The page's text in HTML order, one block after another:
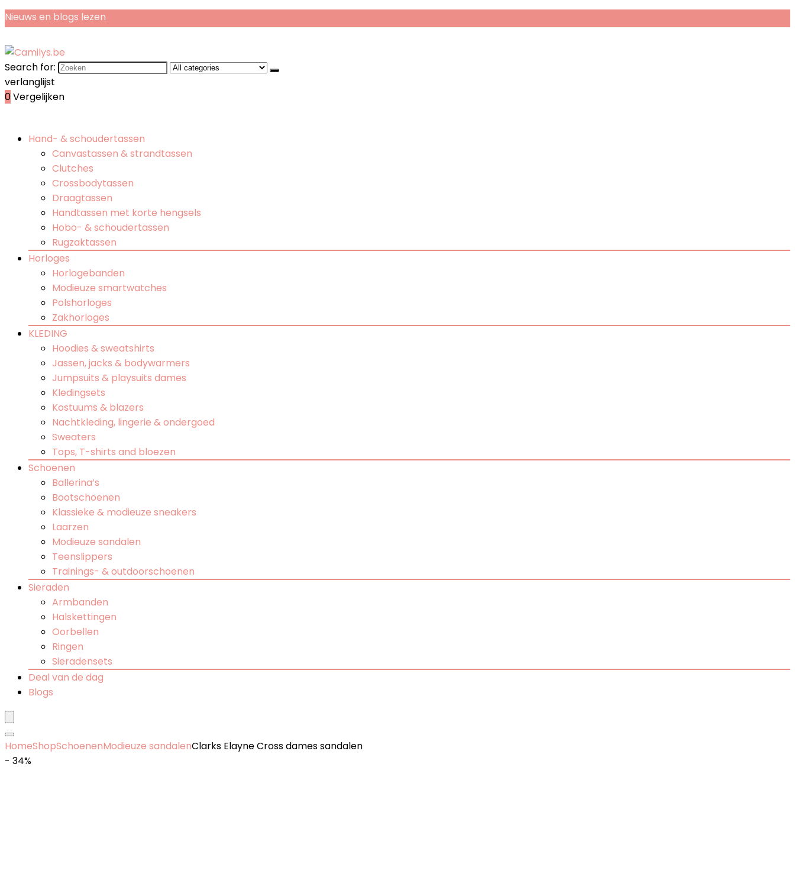
Nieuws en blogs lezen
Search for:
verlanglijst
0Vergelijken
Hand- & schoudertassen
Canvastassen & strandtassen
Clutches
Crossbodytassen
Draagtassen
Handtassen met korte hengsels
Hobo- & schoudertassen
Rugzaktassen
Horloges
Horlogebanden
Modieuze smartwatches
Polshorloges
Zakhorloges
KLEDING
Hoodies & sweatshirts
Jassen, jacks & bodywarmers
Jumpsuits & playsuits dames
Kledingsets
Kostuums & blazers
Nachtkleding, lingerie & ondergoed
Sweaters
Tops, T-shirts and bloezen
Schoenen
Ballerina’s
Bootschoenen
Klassieke & modieuze sneakers
Laarzen
Modieuze sandalen
Teenslippers
Trainings- & outdoorschoenen
Sieraden
Armbanden
Halskettingen
Oorbellen
Ringen
Sieradensets
Deal van de dag
Blogs
HomeShopSchoenenModieuze sandalenClarks Elayne Cross dames sandalen
- 34%